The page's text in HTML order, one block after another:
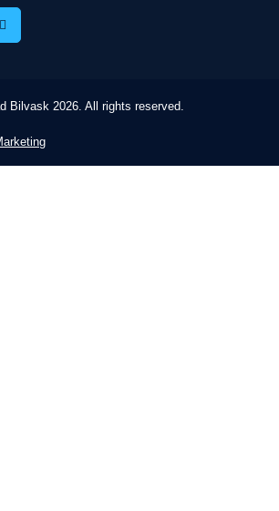
Bilvask 2026. All rights reserved.